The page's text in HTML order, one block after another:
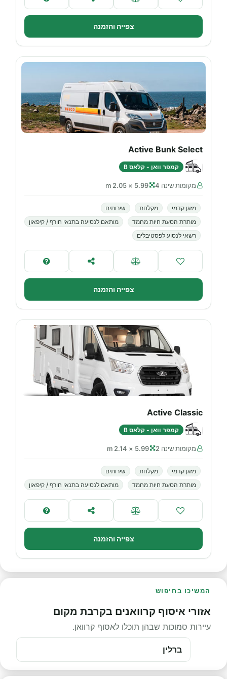
צפייה והזמנה
Active Bunk Select
קמפר וואן - קלאס B
מקומות שינה 4 5.99 × 2.05 m
מזגן קדמי מקלחת
שירותים
מותרת הסעת חיות מחמד
מותאם לנסיעה בתנאי חורף / קיפאון
רשאי לנסוע לפסטיבלים
צפייה והזמנה
Active Classic
קמפר וואן - קלאס B
מקומות שינה 2 5.99 × 2.14 m
מזגן קדמי מקלחת
שירותים
מותרת הסעת חיות מחמד
מותאם לנסיעה בתנאי חורף / קיפאון
צפייה והזמנה
המשיכו בחיפוש
אזורי איסוף קרוואנים בקרבת מקום
עיירות סמוכות שבהן תוכלו לאסוף קרוואן.
ברלין